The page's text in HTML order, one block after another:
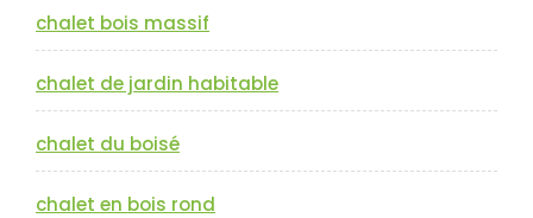
chalet bois massif
chalet de jardin habitable
chalet du boisé
chalet en bois rond